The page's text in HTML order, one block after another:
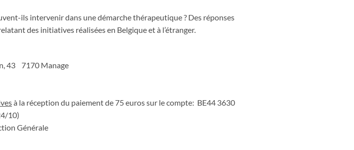
ils intervenir dans une démarche thérapeutique ? Des réponses
des initiatives réalisées en Belgique et à l’étranger.
43 7170 Manage
à la réception du paiement de 75 euros sur le compte: BE44 3630
10)
Générale